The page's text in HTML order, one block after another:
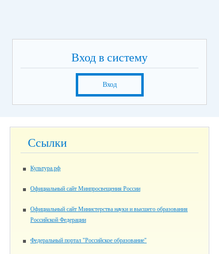
Вход в систему
Вход
Ссылки
Культура.рф
Официальный сайт Минпросвещения России
Официальный сайт Министерства науки и высшего образования
Российской Федерации
Федеральный портал "Российское образование"